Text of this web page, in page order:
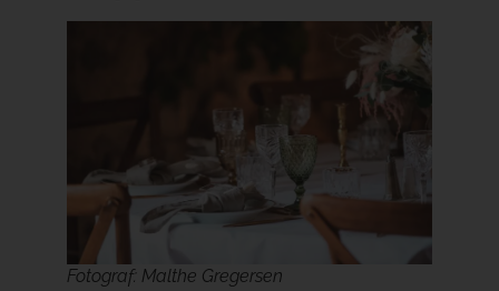
Fotograf: Malthe Gregersen